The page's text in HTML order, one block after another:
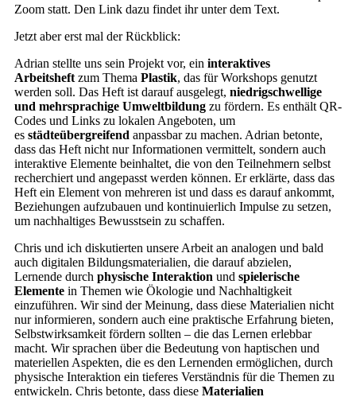
Zoom statt. Den Link dazu findet ihr unter dem Text.
Jetzt aber erst mal der Rückblick:
Adrian stellte uns sein Projekt vor, ein interaktives
Arbeitsheft zum Thema Plastik, das für Workshops genutzt
werden soll. Das Heft ist darauf ausgelegt, niedrigschwellige
und mehrsprachige Umweltbildung zu fördern. Es enthält QR-
Codes und Links zu lokalen Angeboten, um
es städteübergreifend anpassbar zu machen. Adrian betonte,
dass das Heft nicht nur Informationen vermittelt, sondern auch
interaktive Elemente beinhaltet, die von den Teilnehmern selbst
recherchiert und angepasst werden können. Er erklärte, dass das
Heft ein Element von mehreren ist und dass es darauf ankommt,
Beziehungen aufzubauen und kontinuierlich Impulse zu setzen,
um nachhaltiges Bewusstsein zu schaffen.
Chris und ich diskutierten unsere Arbeit an analogen und bald
auch digitalen Bildungsmaterialien, die darauf abzielen,
Lernende durch physische Interaktion und spielerische
Elemente in Themen wie Ökologie und Nachhaltigkeit
einzuführen. Wir sind der Meinung, dass diese Materialien nicht
nur informieren, sondern auch eine praktische Erfahrung bieten,
Selbstwirksamkeit fördern sollten – die das Lernen erlebbar
macht. Wir sprachen über die Bedeutung von haptischen und
materiellen Aspekten, die es den Lernenden ermöglichen, durch
physische Interaktion ein tieferes Verständnis für die Themen zu
entwickeln. Chris betonte, dass diese Materialien